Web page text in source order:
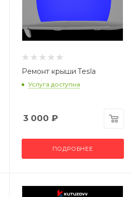
Ремонт крыши Tesla
Услуга доступна
3 000 ₽
ПОДРОБНЕЕ